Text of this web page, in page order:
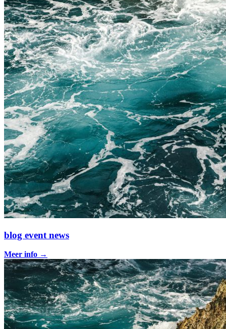
blog event news
Meer info →